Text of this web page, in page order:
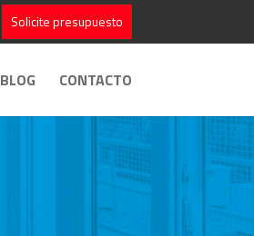
Solicite presupuesto
BLOG CONTACTO